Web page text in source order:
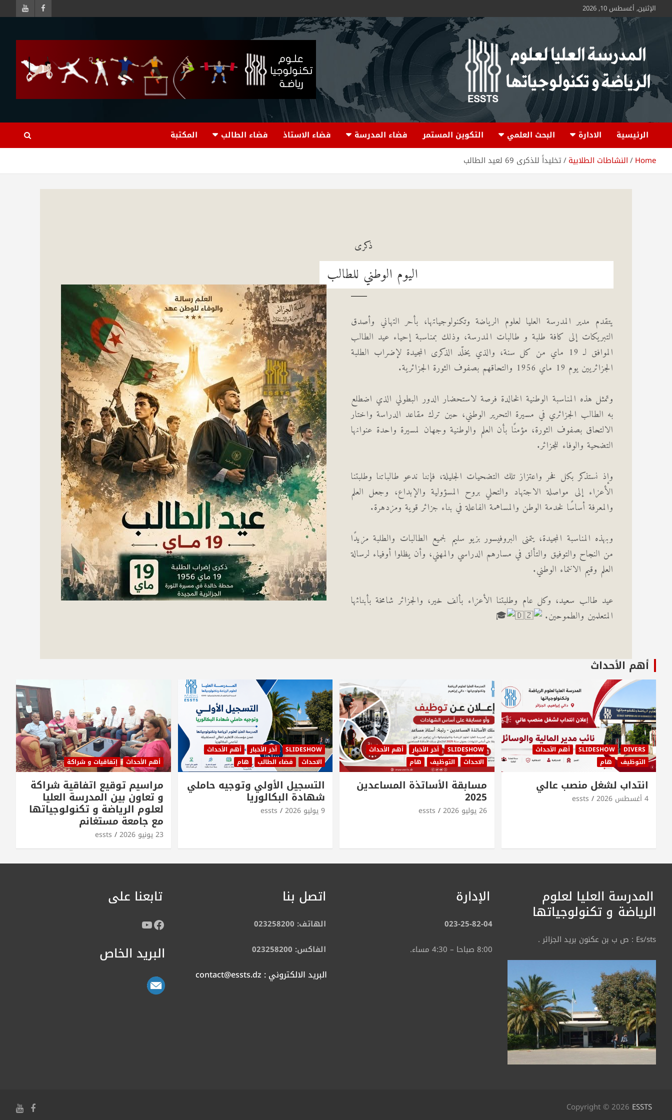
الإثنين, أغسطس 10, 2026
ESSTS
الرئيسية الادارة البحث العلمي التكوين المستمر فضاء المدرسة فضاء الاستاذ فضاء الطالب
المكتبة
Home النشاطات الطلابية تخليداً للذكرى 69 لعيد الطالب
ذكرى
اليوم الوطني للطالب
يتقدم مدير المدرسة العليا لعلوم الرياضة وتكنولوجياتها، بأحر التهاني وأصدق
التبريكات إلى كافة طلبة و طالبات المدرسة، وذلك بمناسبة إحياء عيد الطالب
الموافق لـ 19 ماي من كل سنة، والذي يخلّد الذكرى المجيدة لإضراب الطلبة
الجزائريين يوم 19 ماي 1956 والتحاقهم بصفوف الثورة الجزائرية.
وتمثل هذه المناسبة الوطنية الخالدة فرصة لاستحضار الدور البطولي الذي اضطلع
به الطالب الجزائري في مسيرة التحرير الوطني، حين ترك مقاعد الدراسة واختار
الالتحاق بصفوف الثورة، مؤمنًا بأن العلم والوطنية وجهان لمسيرة واحدة عنوانها
التضحية والوفاء للجزائر.
وإذ نستذكر بكل فخر واعتزاز تلك التضحيات الجليلة، فإننا ندعو طالباتنا وطلبتنا
الأعزاء إلى مواصلة الاجتهاد والتحلي بروح المسؤولية والإبداع، وجعل العلم
والمعرفة أساسًا لخدمة الوطن والمساهمة الفاعلة في بناء جزائر قوية ومزدهرة.
وبهذه المناسبة المجيدة، يتمنى البروفيسور بزيو سليم لجميع الطالبات والطلبة مزيدًا
من النجاح والتوفيق والتألق في مسارهم الدراسي والمهني، وأن يظلوا أوفياء لرسالة
العلم وقيم الانتماء الوطني.
عيد طالب سعيد، وكل عام وطلبتنا الأعزاء بألف خير، والجزائر شامخة بأبنائها
المتعلمين والطموحين.
أهم الأحداث
DIVERS
SLIDESHOW
أهم الأحداث
التوظيف
هام
انتداب لشغل منصب عالي
4 أغسطس 2026 essts
SLIDESHOW أخر الأخبار
أهم الأحداث
الاحداث
التوظيف هام
مسابقة الأساتذة المساعدين
2025
26 يوليو 2026 essts
SLIDESHOW أخر الأخبار
أهم الأحداث
الاحداث
فضاء الطالب هام
التسجيل الأولي وتوجيه حاملي
شهادة البكالوريا
9 يوليو 2026 essts
أهم الأحداث إتفاقيات و شراكة
مراسيم توقيع اتفاقية شراكة
و تعاون بين المدرسة العليا
لعلوم الرياضة و تكنولوجياتها
مع جامعة مستغانم
23 يونيو 2026 essts
المدرسة العليا لعلوم
الرياضة و تكنولوجياتها
Es/sts : ص ب بن عكنون بريد الجزائر .
الإدارة
023-25-82-04
8:00 صباحا – 4:30 مساء.
اتصل بنا
الهاتف: 023258200
الفاكس: 023258200
البريد الالكتروني : contact@essts.dz
تابعنا على
البريد الخاص
Copyright © 2026 ESSTS